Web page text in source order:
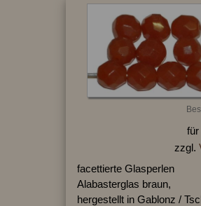
für
zzgl.
facettierte Glasperlen
Alabasterglas braun,
hergestellt in Gablonz /